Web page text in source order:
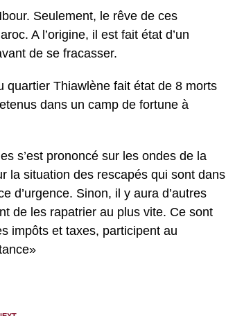
Seulement, le rêve de ces
A l’origine, il est fait état d’un
de se fracasser.
quartier Thiawlène fait état de 8 morts
dans un camp de fortune à
s’est prononcé sur les ondes de la
la situation des rescapés qui sont dans
d’urgence. Sinon, il y aura d’autres
de les rapatrier au plus vite. Ce sont
impôts et taxes, participent au